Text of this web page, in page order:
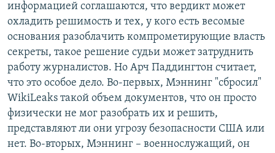
информацией соглашаются, что вердикт может
охладить решимость и тех, у кого есть весомые
основания разоблачить компрометирующие власть
секреты, такое решение судьи может затруднить
работу журналистов. Но Арч Паддингтон считает,
что это особое дело. Во-первых, Мэннинг "сбросил"
WikiLeaks такой объем документов, что он просто
физически не мог разобрать их и решить,
представляют ли они угрозу безопасности США или
нет. Во-вторых, Мэннинг – военнослужащий, он